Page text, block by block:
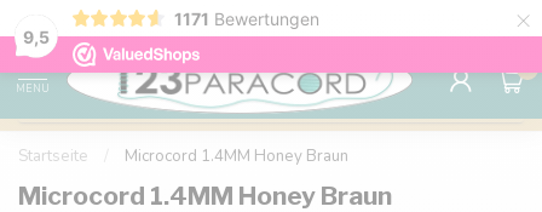
9,5
1171 Bewertungen ×
Kostenlose Lieferung nach Hause ab 150 €
MENU
0
Startseite Microcord 1.4MM Honey Braun
Microcord 1.4MM Honey Braun